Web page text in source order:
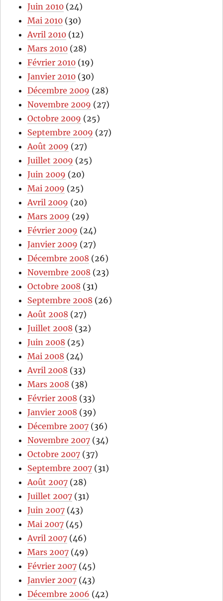
Juin 2010 (24)
Mai 2010 (30)
Avril 2010 (12)
Mars 2010 (28)
Février 2010 (19)
Janvier 2010 (30)
Décembre 2009 (28)
Novembre 2009 (27)
Octobre 2009 (25)
Septembre 2009 (27)
Août 2009 (27)
Juillet 2009 (25)
Juin 2009 (20)
Mai 2009 (25)
Avril 2009 (20)
Mars 2009 (29)
Février 2009 (24)
Janvier 2009 (27)
Décembre 2008 (26)
Novembre 2008 (23)
Octobre 2008 (31)
Septembre 2008 (26)
Août 2008 (27)
Juillet 2008 (32)
Juin 2008 (25)
Mai 2008 (24)
Avril 2008 (33)
Mars 2008 (38)
Février 2008 (33)
Janvier 2008 (39)
Décembre 2007 (36)
Novembre 2007 (34)
Octobre 2007 (37)
Septembre 2007 (31)
Août 2007 (28)
Juillet 2007 (31)
Juin 2007 (43)
Mai 2007 (45)
Avril 2007 (46)
Mars 2007 (49)
Février 2007 (45)
Janvier 2007 (43)
Décembre 2006 (42)